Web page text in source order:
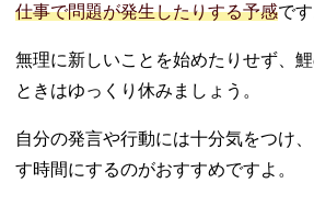
仕事で問題が発生したりする予感です
無理に新しいことを始めたりせず、
ときはゆっくり休みましょう。
自分の発言や行動には十分気をつけ
す時間にするのがおすすめですよ。